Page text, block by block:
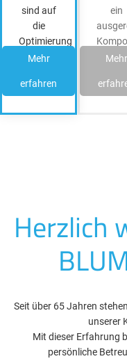
sind auf
die
Optimierung
des
standardisiert.
Mehr
erfahren
ein
Mehr
Herzlich
Seit über 65 Jahren
unserer
Mit dieser Erfahrung
persönliche